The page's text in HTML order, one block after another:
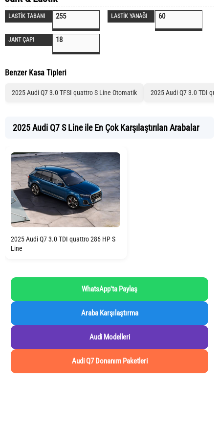
LASTİK TABANI 255 LASTİK YANAĞI 60
JANT ÇAPI 18
Benzer Kasa Tipleri
2025 Audi Q7 3.0 TFSI quattro S Line Otomatik 2025 Audi Q7 3.0 TDI
2025 Audi Q7 S Line ile En Çok Karşılaştırılan Arabalar
2025 Audi Q7 3.0 TDI quattro 286 HP S
Line
WhatsApp'ta Paylaş
Araba Karşılaştırma
Audi Modelleri
Audi Q7 Donanım Paketleri